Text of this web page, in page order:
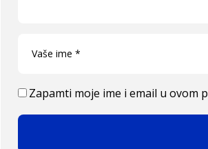
Zapamti moje ime i email u ovom